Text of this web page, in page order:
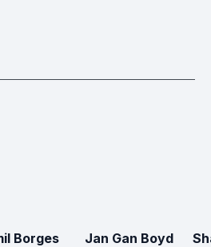
Borges
Jan Gan Boyd